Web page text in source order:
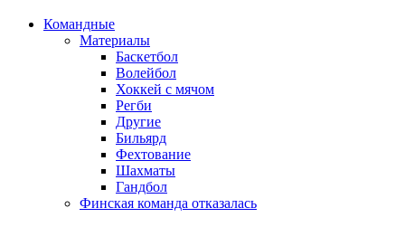
Командные
Материалы
Баскетбол
Волейбол
Хоккей с мячом
Регби
Другие
Бильярд
Фехтование
Шахматы
Гандбол
Финская команда отказалась